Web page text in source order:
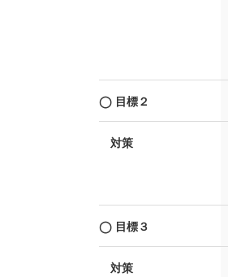
◯ 目標２
対策
◯ 目標３
対策